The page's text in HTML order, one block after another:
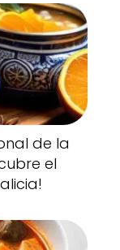
de la
el